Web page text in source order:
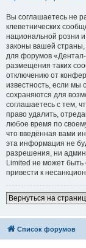
Вы соглашаетесь не
клеветнических
национальной розни
законы вашей страны,
для форумов
размещения таких
отключению от
известность, если мы
сохраняются для
соглашаетесь с тем,
право удалить,
любое время по
что введённая вами
эта информация не
разрешения, ни
Limited не может быть
привести к
Вернуться на
Список форумов